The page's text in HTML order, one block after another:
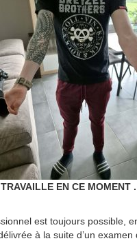
EN CE MOMENT
est toujours possible,
à la suite d’un